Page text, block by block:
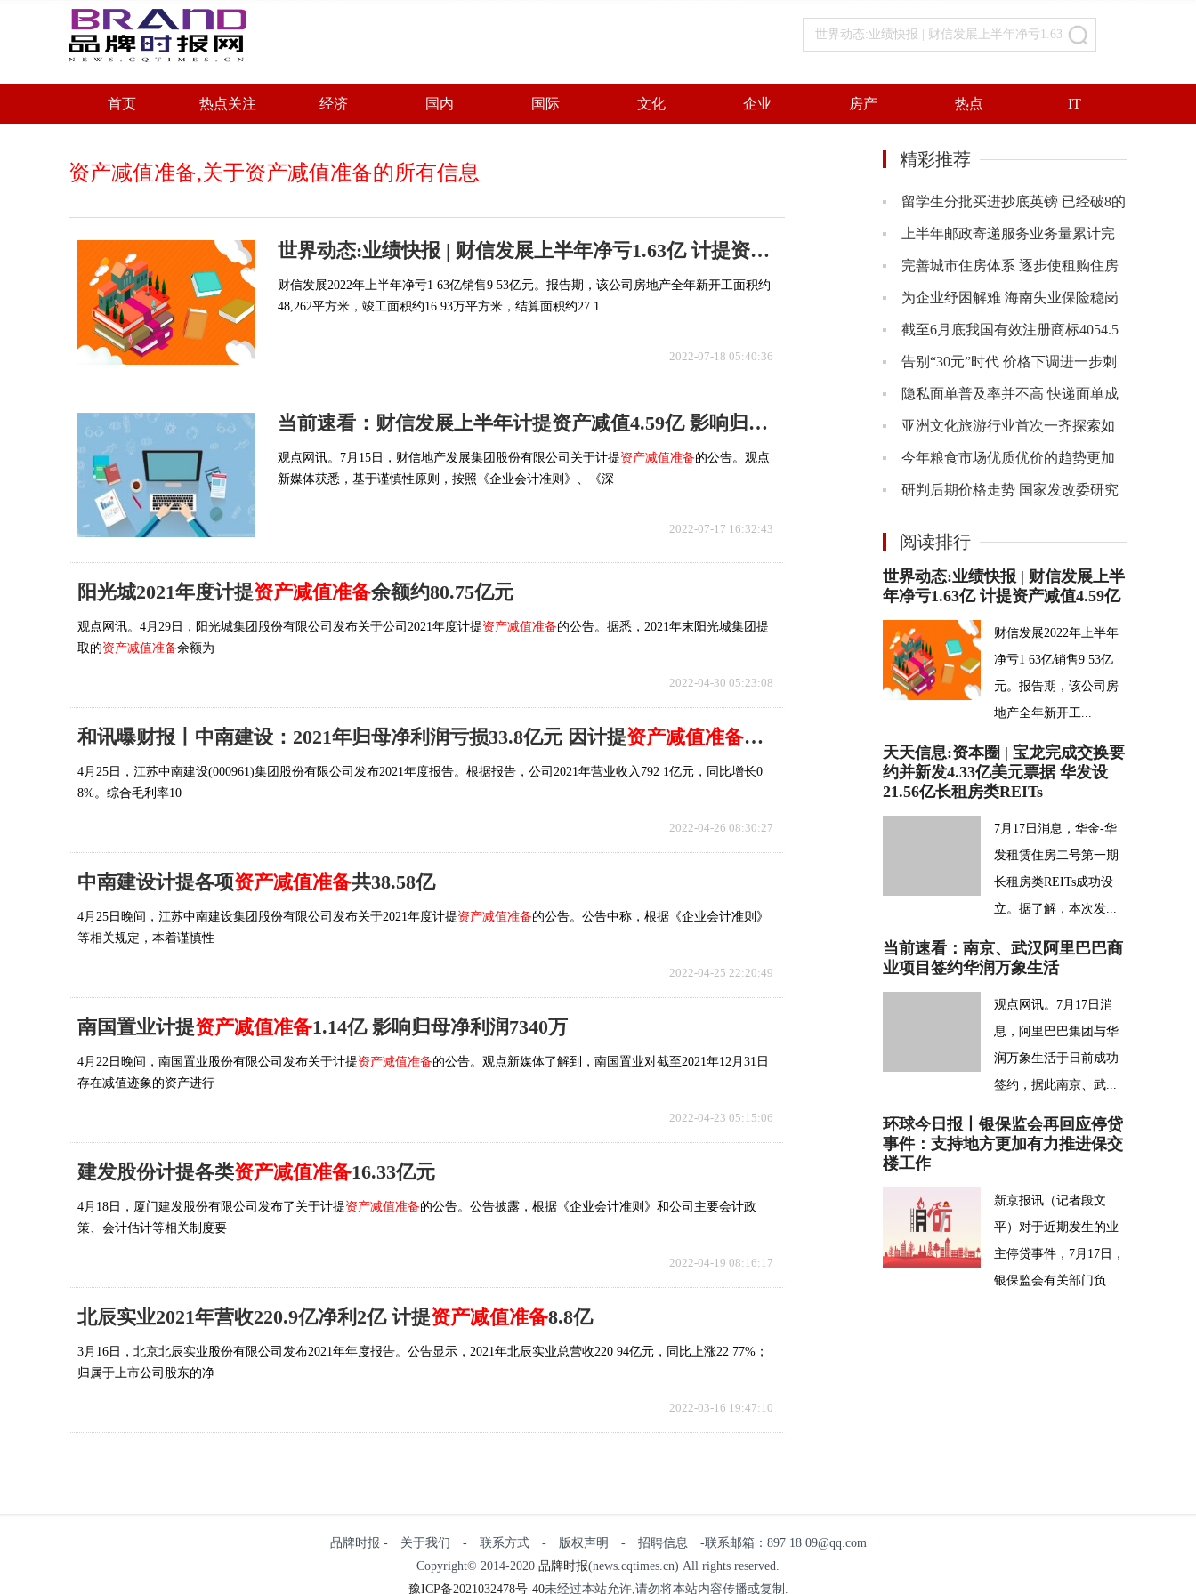
世界动态:业绩快报 | 财信发展上半年净亏1.63亿 计提资产减值4.59亿
首页 热点关注 经济 国内 国际 文化 企业 房产 热点 IT
资产减值准备,关于资产减值准备的所有信息
世界动态:业绩快报 | 财信发展上半年净亏1.63亿 计提资产减值4.59亿
财信发展2022年上半年净亏1 63亿销售9 53亿元。报告期，该公司房地产全年新开工面积约
48,262平方米，竣工面积约16 93万平方米，结算面积约27 1
2022-07-18 05:40:36
当前速看：财信发展上半年计提资产减值4.59亿 影响归母净利1.91亿
观点网讯。7月15日，财信地产发展集团股份有限公司关于计提资产减值准备的公告。观点
新媒体获悉，基于谨慎性原则，按照《企业会计准则》、《深
2022-07-17 16:32:43
阳光城2021年度计提资产减值准备余额约80.75亿元
观点网讯。4月29日，阳光城集团股份有限公司发布关于公司2021年度计提资产减值准备的公告。据悉，2021年末阳光城集团提
取的资产减值准备余额为
2022-04-30 05:23:08
和讯曝财报丨中南建设：2021年归母净利润亏损33.8亿元 因计提资产减值准备共38.58亿
4月25日，江苏中南建设(000961)集团股份有限公司发布2021年度报告。根据报告，公司2021年营业收入792 1亿元，同比增长0
8%。综合毛利率10
2022-04-26 08:30:27
中南建设计提各项资产减值准备共38.58亿
4月25日晚间，江苏中南建设集团股份有限公司发布关于2021年度计提资产减值准备的公告。公告中称，根据《企业会计准则》
等相关规定，本着谨慎性
2022-04-25 22:20:49
南国置业计提资产减值准备1.14亿 影响归母净利润7340万
4月22日晚间，南国置业股份有限公司发布关于计提资产减值准备的公告。观点新媒体了解到，南国置业对截至2021年12月31日
存在减值迹象的资产进行
2022-04-23 05:15:06
建发股份计提各类资产减值准备16.33亿元
4月18日，厦门建发股份有限公司发布了关于计提资产减值准备的公告。公告披露，根据《企业会计准则》和公司主要会计政
策、会计估计等相关制度要
2022-04-19 08:16:17
北辰实业2021年营收220.9亿净利2亿 计提资产减值准备8.8亿
3月16日，北京北辰实业股份有限公司发布2021年年度报告。公告显示，2021年北辰实业总营收220 94亿元，同比上涨22 77%；
归属于上市公司股东的净
2022-03-16 19:47:10
精彩推荐
留学生分批买进抄底英镑 已经破8的
英镑还会继续跌下去吗？
上半年邮政寄递服务业务量累计完
成142.1亿件 同比增长11.0%
完善城市住房体系 逐步使租购住房
在享受公共服务上具有同等权利
为企业纾困解难 海南失业保险稳岗
返主要体现在四个方面
截至6月底我国有效注册商标4054.5
万件 同比增长20.9%
告别“30元”时代 价格下调进一步刺
激了茶饮订单量的爆发
隐私面单普及率并不高 快递面单成
为个人信息泄露的重灾区
亚洲文化旅游行业首次一齐探索如
何让海洋成为旅游经济的未来
今年粮食市场优质优价的趋势更加
明显 大涨大跌的可能性不大
研判后期价格走势 国家发改委研究
阅读排行
世界动态:业绩快报 | 财信发展上半
年净亏1.63亿 计提资产减值4.59亿
财信发展2022年上半年
净亏1 63亿销售9 53亿
元。报告期，该公司房
地产全年新开工...
天天信息:资本圈 | 宝龙完成交换要
约并新发4.33亿美元票据 华发设
21.56亿长租房类REITs
7月17日消息，华金-华
发租赁住房二号第一期
长租房类REITs成功设
立。据了解，本次发...
当前速看：南京、武汉阿里巴巴商
业项目签约华润万象生活
观点网讯。7月17日消
息，阿里巴巴集团与华
润万象生活于日前成功
签约，据此南京、武...
环球今日报丨银保监会再回应停贷
事件：支持地方更加有力推进保交
楼工作
新京报讯（记者段文
平）对于近期发生的业
主停贷事件，7月17日，
银保监会有关部门负...
品牌时报 - 关于我们 - 联系方式 - 版权声明 - 招聘信息 -联系邮箱：897 18 09@qq.com
Copyright© 2014-2020 品牌时报(news.cqtimes.cn) All rights reserved.
豫ICP备2021032478号-40未经过本站允许,请勿将本站内容传播或复制.